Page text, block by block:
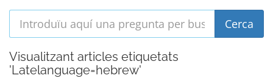
Visualitzant articles etiquetats
'Latelanguage=hebrew'